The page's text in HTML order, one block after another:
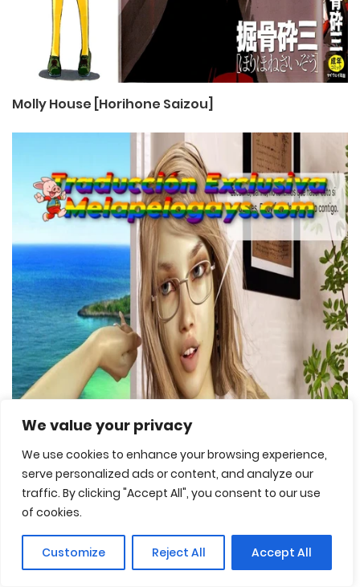
We value your privacy
We use cookies to enhance your browsing experience,
serve personalized ads or content, and analyze our
traffic. By clicking "Accept All", you consent to our use
of cookies.
Customize Reject All Accept All
Molly House [Horihone Saizou]